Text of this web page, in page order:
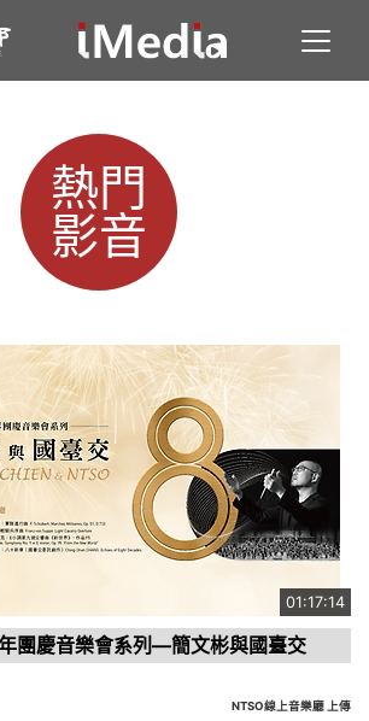
熱門
影音
01:17:14
團慶音樂會系列—簡文彬與國臺交
NTSO線上音樂廳 上傳